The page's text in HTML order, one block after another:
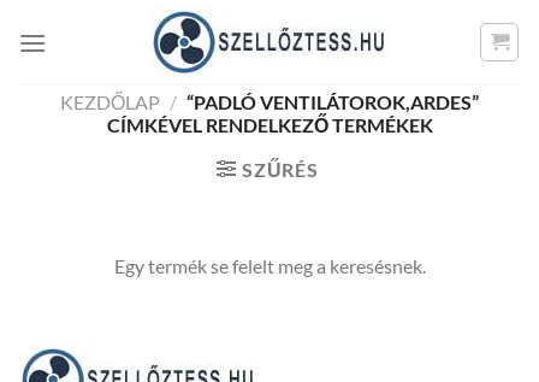
KEZDŐLAP / “PADLÓ VENTILÁTOROK,ARDES”
CÍMKÉVEL RENDELKEZŐ TERMÉKEK
SZŰRÉS
Egy termék se felelt meg a keresésnek.